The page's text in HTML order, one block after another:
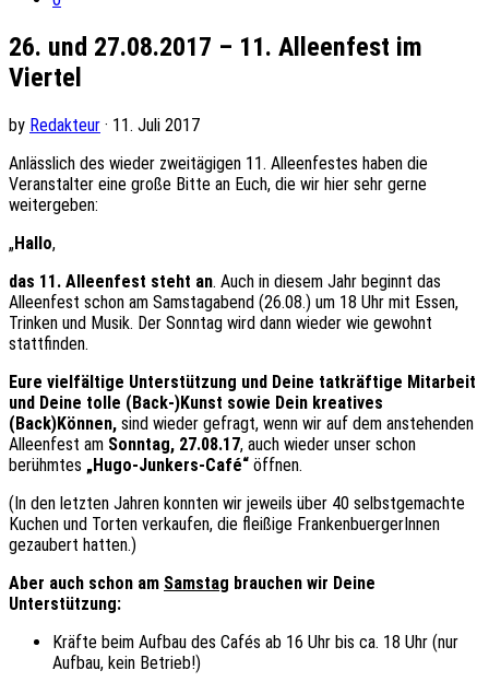
26. und 27.08.2017 – 11. Alleenfest im
Viertel
by Redakteur · 11. Juli 2017
Anlässlich des wieder zweitägigen 11. Alleenfestes haben die
Veranstalter eine große Bitte an Euch, die wir hier sehr gerne
weitergeben:
„Hallo,
das 11. Alleenfest steht an. Auch in diesem Jahr beginnt das
Alleenfest schon am Samstagabend (26.08.) um 18 Uhr mit Essen,
Trinken und Musik. Der Sonntag wird dann wieder wie gewohnt
stattfinden.
Eure vielfältige Unterstützung und Deine tatkräftige Mitarbeit
und Deine tolle (Back-)Kunst sowie Dein kreatives
(Back)Können, sind wieder gefragt, wenn wir auf dem anstehenden
Alleenfest am Sonntag, 27.08.17, auch wieder unser schon
berühmtes „Hugo-Junkers-Café“ öffnen.
(In den letzten Jahren konnten wir jeweils über 40 selbstgemachte
Kuchen und Torten verkaufen, die fleißige FrankenbuergerInnen
gezaubert hatten.)
Aber auch schon am Samstag brauchen wir Deine
Unterstützung:
Kräfte beim Aufbau des Cafés ab 16 Uhr bis ca. 18 Uhr (nur
Aufbau, kein Betrieb!)